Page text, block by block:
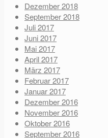
Dezember 2018
September 2018
Juli 2017
Juni 2017
Mai 2017
April 2017
März 2017
Februar 2017
Januar 2017
Dezember 2016
November 2016
Oktober 2016
September 2016